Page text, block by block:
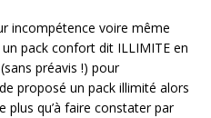
incompétence voire même
un pack confort dit ILLIMITE en
préavis !) pour
proposé un pack illimité alors
plus qu’à faire constater par